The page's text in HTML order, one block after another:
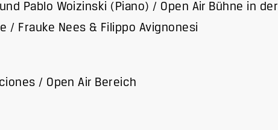
Pablo Woizinski (Piano) / Open Air Bühne in der
/ Frauke Nees & Filippo Avignonesi
/ Open Air Bereich